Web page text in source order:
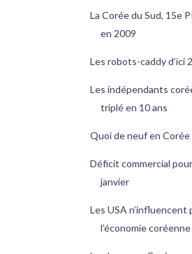
La Corée du Sud, 15e
en 2009
Les robots-caddy d’ici
Les indépendants
triplé en 10 ans
Quoi de neuf en Corée
Déficit commercial
janvier
Les USA n’influencent
l’économie coréenne